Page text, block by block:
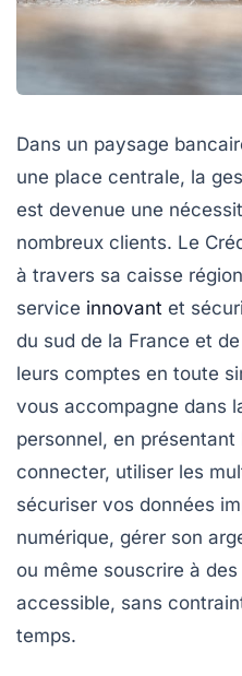
Dans un paysage
une place centrale, la
est devenue une
nombreux clients. Le
à travers sa caisse
service innovant et
du sud de la France et
leurs comptes en toute
vous accompagne dans
personnel, en
connecter, utiliser les
sécuriser vos données
numérique, gérer son
ou même souscrire à
accessible, sans
temps.